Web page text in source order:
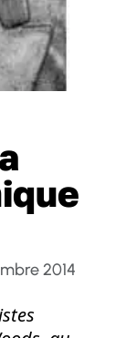
2014